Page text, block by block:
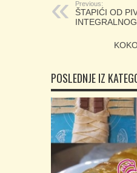
Previous:
ŠTAPIĆI OD
POSLEDNJE IZ